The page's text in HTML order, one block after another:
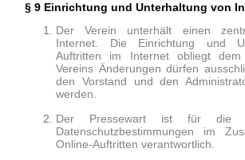
§ 9 Einrichtung und Unterhaltung von
Der Verein unterhält einen
Internet. Die Einrichtung und
Auftritten im Internet obliegt
Vereins Änderungen dürfen
den Vorstand und den
werden.
Der Pressewart ist für die
Datenschutzbestimmungen im
Online-Auftritten verantwortlich.